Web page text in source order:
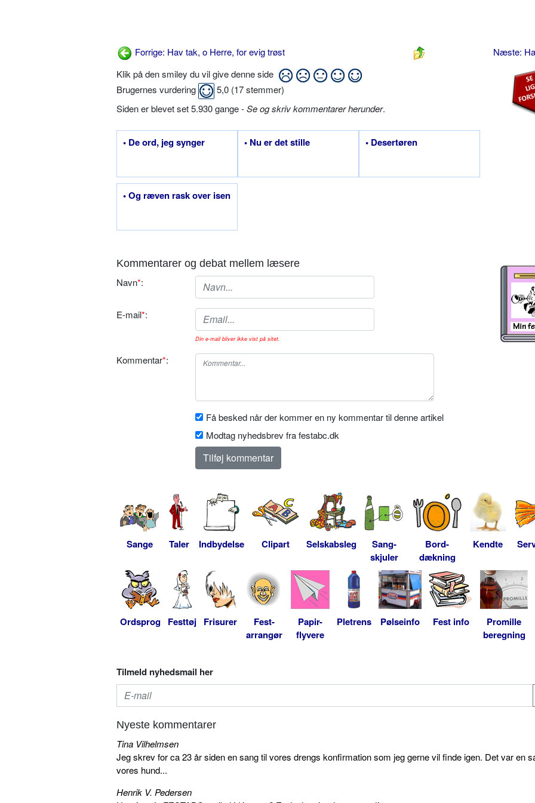
Forrige: Hav tak, o Herre, for evig trøst
Næste:
Klik på den smiley du vil give denne side
Brugernes vurdering
5,0 (17stemmer)
Siden er blevet set 5.930 gange -Se og skriv kommentarer herunder.
• De ord, jeg synger • Nu er det stille • Desertøren
• Og ræven rask over isen
Kommentarer og debat mellem læsere
Navn*:
E-mail*:
Din e-mail bliver ikke vist på sitet.
Kommentar*:
Få besked når der kommer en ny kommentar til denne artikel
Modtag nyhedsbrev fra festabc.dk
Sange Taler Indbydelse Clipart Selskabsleg
Sang-
skjuler
Bord-
dækning
Kendte
Ordsprog Festtøj Frisurer
Fest-
arrangør
Papir-
flyvere
Pletrens Pølseinfo Fest info
Promille
beregning
Tilmeld nyhedsmail her
Nyeste kommentarer
Tina Vilhelmsen
Jeg skrev for ca 23 år siden en sang til vores drengs konfirmation som jeg gerne vil finde igen. Det var en
vores hund...
Henrik V. Pedersen